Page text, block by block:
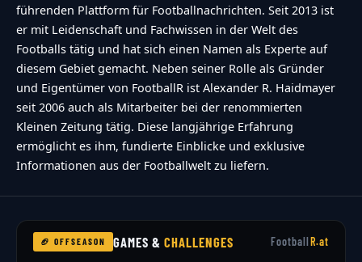
führenden Plattform für Footballnachrichten. Seit 2013 ist
er mit Leidenschaft und Fachwissen in der Welt des
Footballs tätig und hat sich einen Namen als Experte auf
diesem Gebiet gemacht. Neben seiner Rolle als Gründer
und Eigentümer von FootballR ist Alexander R. Haidmayer
seit 2006 auch als Mitarbeiter bei der renommierten
Kleinen Zeitung tätig. Diese langjährige Erfahrung
ermöglicht es ihm, fundierte Einblicke und exklusive
Informationen aus der Footballwelt zu liefern.
🏈 OFFSEASON GAMES &CHALLENGES FootballR.at